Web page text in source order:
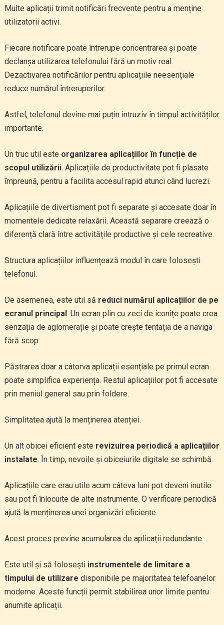
Multe aplicații trimit notificări frecvente pentru a menține
utilizatorii activi.
Fiecare notificare poate întrerupe concentrarea și poate
declanșa utilizarea telefonului fără un motiv real.
Dezactivarea notificărilor pentru aplicațiile neesențiale
reduce numărul întreruperilor.
Astfel, telefonul devine mai puțin intruziv în timpul activităților
importante.
Un truc util este organizarea aplicațiilor în funcție de
scopul utilizării. Aplicațiile de productivitate pot fi plasate
împreună, pentru a facilita accesul rapid atunci când lucrezi.
Aplicațiile de divertisment pot fi separate și accesate doar în
momentele dedicate relaxării. Această separare creează o
diferență clară între activitățile productive și cele recreative.
Structura aplicațiilor influențează modul în care folosești
telefonul.
De asemenea, este util să reduci numărul aplicațiilor de pe
ecranul principal. Un ecran plin cu zeci de iconițe poate crea
senzația de aglomerație și poate crește tentația de a naviga
fără scop.
Păstrarea doar a câtorva aplicații esențiale pe primul ecran
poate simplifica experiența. Restul aplicațiilor pot fi accesate
prin meniul general sau prin foldere.
Simplitatea ajută la menținerea atenției.
Un alt obicei eficient este revizuirea periodică a aplicațiilor
instalate. În timp, nevoile și obiceiurile digitale se schimbă.
Aplicațiile care erau utile acum câteva luni pot deveni inutile
sau pot fi înlocuite de alte instrumente. O verificare periodică
ajută la menținerea unei organizări eficiente.
Acest proces previne acumularea de aplicații redundante.
Este util și să folosești instrumentele de limitare a
timpului de utilizare disponibile pe majoritatea telefoanelor
moderne. Aceste funcții permit stabilirea unor limite pentru
anumite aplicații.